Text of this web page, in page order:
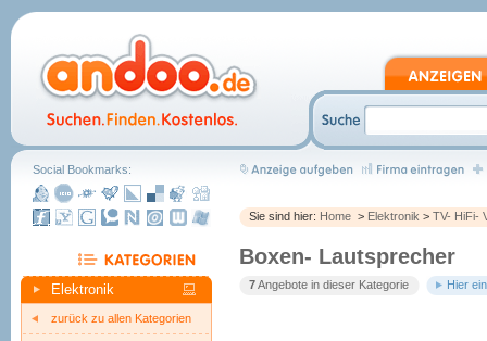
Sie sind hier: Home > Elektronik > TV- HiFi-
Boxen- Lautsprecher
7Angebote in dieser Kategorie Hier
Social Bookmarks:
Elektronik
zurück zu allen Kategorien